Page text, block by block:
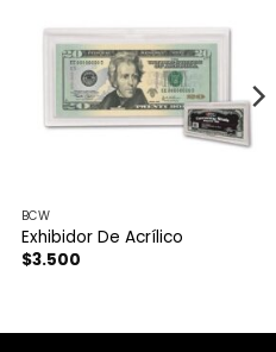
BCW
Exhibidor De Acrílico
$3.500